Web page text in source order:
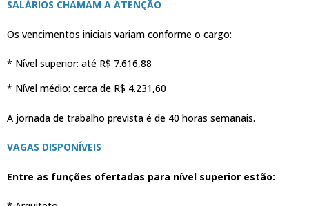
SALÁRIOS CHAMAM A ATENÇÃO
Os vencimentos iniciais variam conforme o cargo:
* Nível superior: até R$ 7.616,88
* Nível médio: cerca de R$ 4.231,60
A jornada de trabalho prevista é de 40 horas semanais.
VAGAS DISPONÍVEIS
Entre as funções ofertadas para nível superior estão: